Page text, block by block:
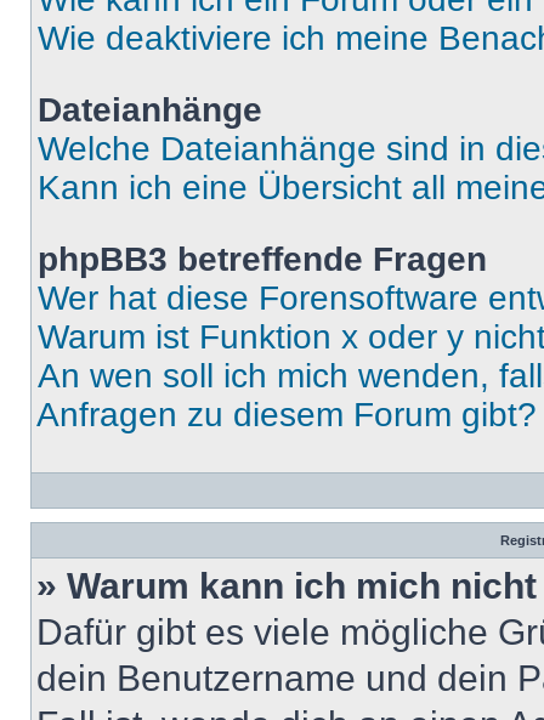
Wie deaktiviere ich meine
Dateianhänge
Welche Dateianhänge sind in
Kann ich eine Übersicht all
phpBB3 betreffende Fragen
Wer hat diese Forensoftware
Warum ist Funktion x oder y
An wen soll ich mich wenden,
Anfragen zu diesem Forum gibt?
» Warum kann ich mich
Dafür gibt es viele mögliche
dein Benutzername und dein